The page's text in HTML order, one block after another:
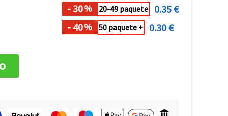
- 30% 20-49 paquete
0.35 €
- 40% 50 paquete + 0.30 €